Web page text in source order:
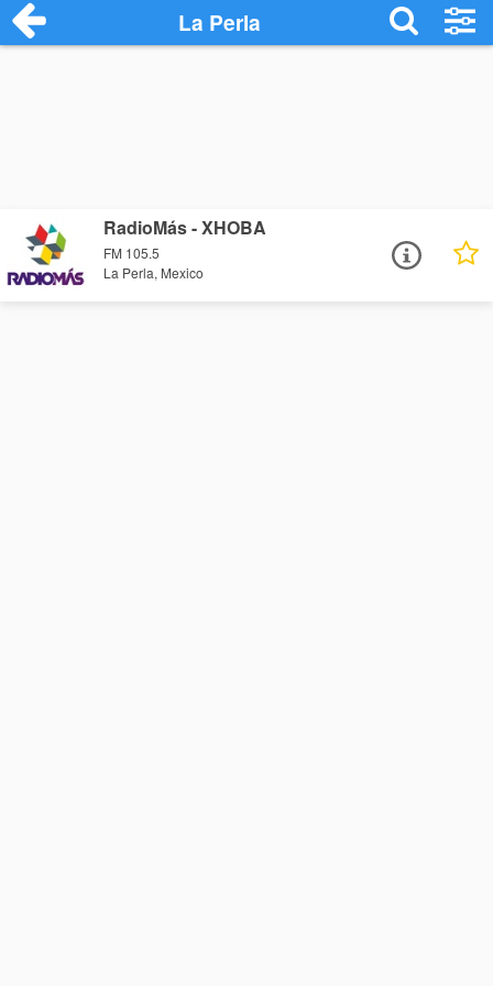
La Perla
RadioMás - XHOBA
FM 105.5
La Perla, Mexico